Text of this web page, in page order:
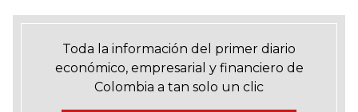
Toda la información del primer diario
económico, empresarial y financiero de
Colombia a tan solo un clic